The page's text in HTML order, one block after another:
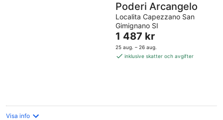
Poderi Arcangelo
Localita Capezzano San
Gimignano SI
Priset
är
1 487 kr
1 487 kr
25 aug. – 26 aug.
inklusive skatter och avgifter
Visa info